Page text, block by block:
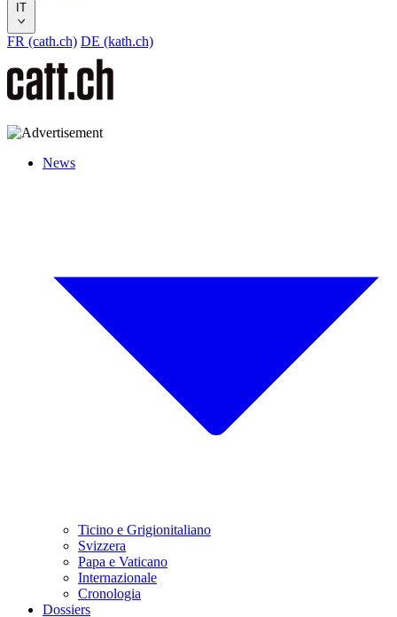
IT
FR (cath.ch) DE (kath.ch)
News
Ticino e Grigionitaliano
Svizzera
Papa e Vaticano
Internazionale
Cronologia
Dossiers